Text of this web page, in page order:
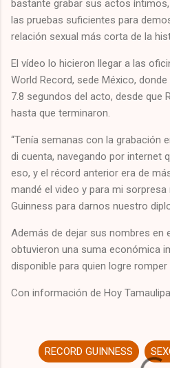
bastante grabar sus actos
las pruebas suficientes para
relación sexual más corta de la
El vídeo lo hicieron llegar a las
World Record, sede México,
7.8 segundos del acto, desde que
hasta que terminaron.
“Tenía semanas con la grabación
di cuenta, navegando por internet
eso, y el récord anterior era de
mandé el video y para mi
Guinness para darnos nuestro
Además de dejar sus nombres en
obtuvieron una suma económica
disponible para quien logre romper
Con información de Hoy
RECORD GUINNESS